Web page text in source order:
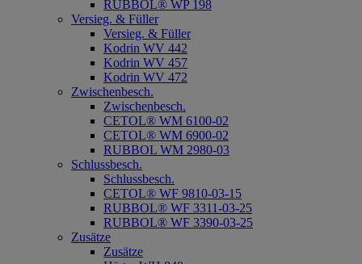
RUBBOL® WP 198
Versieg. & Füller
Versieg. & Füller
Kodrin WV 442
Kodrin WV 457
Kodrin WV 472
Zwischenbesch.
Zwischenbesch.
CETOL® WM 6100-02
CETOL® WM 6900-02
RUBBOL WM 2980-03
Schlussbesch.
Schlussbesch.
CETOL® WF 9810-03-15
RUBBOL® WF 3311-03-25
RUBBOL® WF 3390-03-25
Zusätze
Zusätze